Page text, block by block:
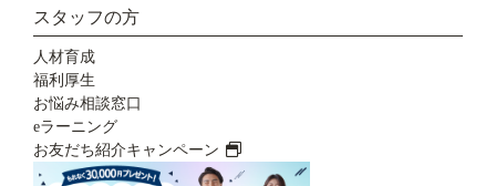
スタッフの方
人材育成
福利厚生
お悩み相談窓口
eラーニング
お友だち紹介キャンペーン